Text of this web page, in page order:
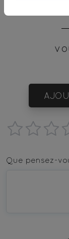
star
—
—
Que pensez-